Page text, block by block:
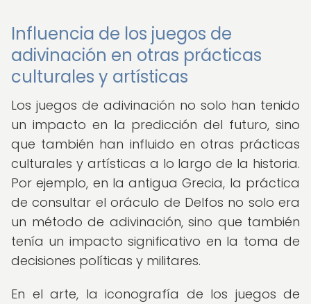
Influencia de los juegos de
adivinación en otras prácticas
culturales y artísticas
Los juegos de adivinación no solo han tenido
un impacto en la predicción del futuro, sino
que también han influido en otras prácticas
culturales y artísticas a lo largo de la historia.
Por ejemplo, en la antigua Grecia, la práctica
de consultar el oráculo de Delfos no solo era
un método de adivinación, sino que también
tenía un impacto significativo en la toma de
decisiones políticas y militares.
En el arte, la iconografía de los juegos de